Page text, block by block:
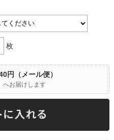
枚
円（メール便）
へお届けします